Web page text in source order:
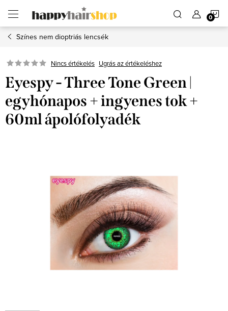
fő
tartalomhoz
Színes nem dioptriás lencsék
Nincs értékelés Ugrás az értékeléshez
Eyespy - Three Tone Green |
egyhónapos + ingyenes tok +
60ml ápolófolyadék